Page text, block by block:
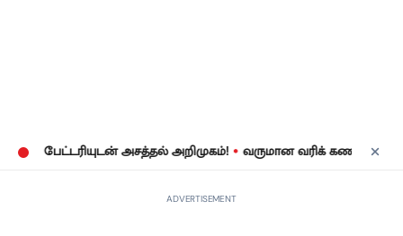
அசத்தல் அறிமுகம்! • வருமான வரிக் கணக்குத் தாக்கல்:
ADVERTISEMENT